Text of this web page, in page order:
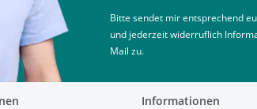
Bitte sendet mir entsprechend
und jederzeit widerruflich
Mail zu.
Informationen